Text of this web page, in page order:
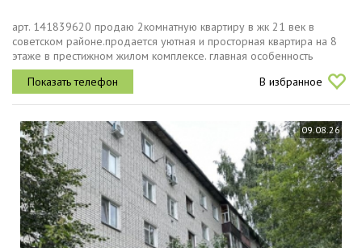
арт. 141839620 продаю 2комнатную квартиру в жк 21 век в
советском районе.продается уютная и просторная квартира на 8
этаже в престижном жилом комплексе. главная особенность
панорамный вид, который не загорожен соседними домами.
характеристики...
В избранное
09.08.26